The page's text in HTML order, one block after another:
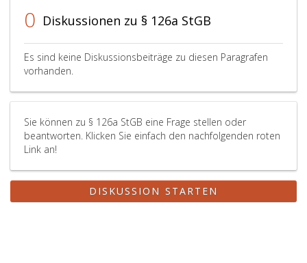
0 Diskussionen zu § 126a StGB
Es sind keine Diskussionsbeiträge zu diesen Paragrafen
vorhanden.
Sie können zu § 126a StGB eine Frage stellen oder
beantworten. Klicken Sie einfach den nachfolgenden roten
Link an!
DISKUSSION STARTEN